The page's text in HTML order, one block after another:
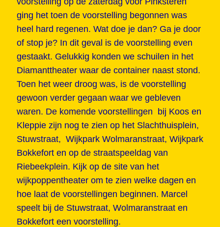
ging het toen de voorstelling begonnen was
heel hard regenen. Wat doe je dan? Ga je door
of stop je? In dit geval is de voorstelling even
gestaakt. Gelukkig konden we schuilen in het
Diamanttheater waar de container naast stond.
Toen het weer droog was, is de voorstelling
gewoon verder gegaan waar we gebleven
waren. De komende voorstellingen bij Koos en
Kleppie zijn nog te zien op het Slachthuisplein,
Stuwstraat, Wijkpark Wolmaranstraat, Wijkpark
Bokkefort en op de straatspeeldag van
Riebeekplein. Kijk op de site van het
wijkpoppentheater om te zien welke dagen en
hoe laat de voorstellingen beginnen. Marcel
speelt bij de Stuwstraat, Wolmaranstraat en
Bokkefort een voorstelling.